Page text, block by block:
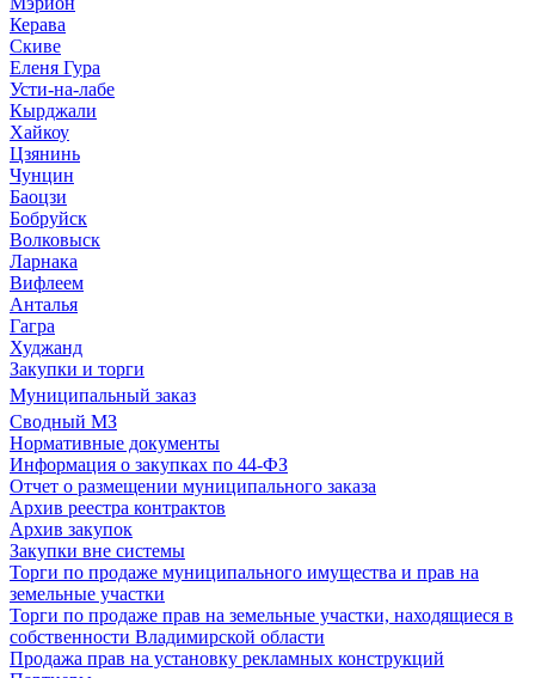
Керава
Скиве
Еленя Гура
Усти-на-лабе
Кырджали
Хайкоу
Цзянинь
Чунцин
Баоцзи
Бобруйск
Волковыск
Ларнака
Вифлеем
Анталья
Гагра
Худжанд
Закупки и торги
Муниципальный заказ
Сводный МЗ
Нормативные документы
Информация о закупках по 44-ФЗ
Отчет о размещении муниципального заказа
Архив реестра контрактов
Архив закупок
Закупки вне системы
Торги по продаже муниципального имущества и прав на
земельные участки
Торги по продаже прав на земельные участки, находящиеся в
собственности Владимирской области
Продажа прав на установку рекламных конструкций